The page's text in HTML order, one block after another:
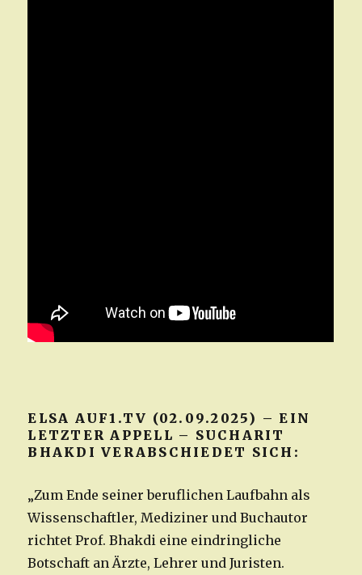
ELSA AUF1.TV (02.09.2025) – EIN
LETZTER APPELL – SUCHARIT
BHAKDI VERABSCHIEDET SICH:
„Zum Ende seiner beruflichen Laufbahn als
Wissenschaftler, Mediziner und Buchautor
richtet Prof. Bhakdi eine eindringliche
Botschaft an Ärzte, Lehrer und Juristen.